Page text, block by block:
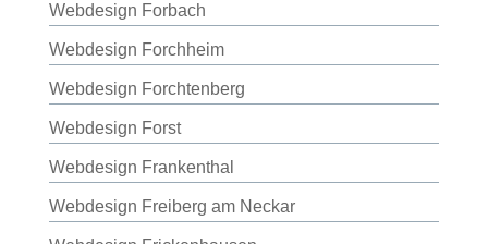
Webdesign Forbach
Webdesign Forchheim
Webdesign Forchtenberg
Webdesign Forst
Webdesign Frankenthal
Webdesign Freiberg am Neckar